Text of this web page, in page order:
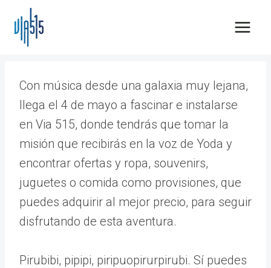
Saltar
contenido
Con música desde una galaxia muy lejana,
llega el 4 de mayo a fascinar e instalarse
en Via 515, donde tendrás que tomar la
misión que recibirás en la voz de Yoda y
encontrar ofertas y ropa, souvenirs,
juguetes o comida como provisiones, que
puedes adquirir al mejor precio, para seguir
disfrutando de esta aventura.
Pirubibi, pipipi, piripuopirurpirubi. Sí puedes